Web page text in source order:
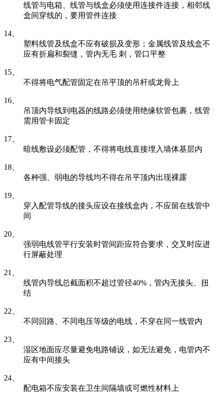
线管与电箱、线管与线盒必须使用连接件连接，相邻线
盒间穿线的，要用管件连接
14、
塑料线管及线盒不应有破损及变形；金属线管及线盒不
应有折扁和裂缝，管内无毛 刺，管口平整
15、
不得将电气配管固定在吊平顶的吊杆或龙骨上
16、
吊顶内导线到电器的线路必须使用绝缘软管包裹，线管
需用管卡固定
17、
暗线敷设必须配管，不得将电线直接埋入墙体基层内
18、
各种强、弱电的导线均不得在吊平顶内出现裸露
19、
穿入配管导线的接头应设在接线盒内，不应留在线管中
间
20、
强弱电线管平行安装时管间距应符合要求，交叉时应进
行屏蔽处理
21、
线管内导线总截面积不超过管径40%，管内无接头、扭
结
22、
不同回路、不同电压等级的电线，不穿在同一线管内
23、
湿区地面应尽量避免电路铺设，如无法避免，电管内不
应有中间接头
24、
配电箱不应安装在卫生间隔墙或可燃性材料上